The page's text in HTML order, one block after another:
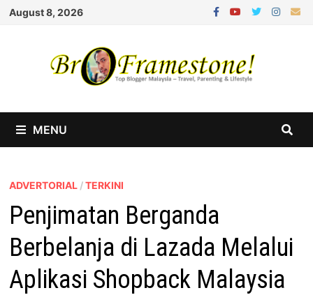
Skip
August 8, 2026
MENU
ADVERTORIAL /TERKINI
Penjimatan Berganda
Berbelanja di Lazada Melalui
Aplikasi Shopback Malaysia